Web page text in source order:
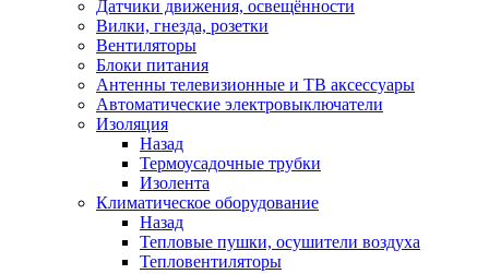
Датчики движения, освещённости
Вилки, гнезда, розетки
Вентиляторы
Блоки питания
Антенны телевизионные и ТВ аксессуары
Автоматические электровыключатели
Изоляция
Назад
Термоусадочные трубки
Изолента
Климатическое оборудование
Назад
Тепловые пушки, осушители воздуха
Тепловентиляторы